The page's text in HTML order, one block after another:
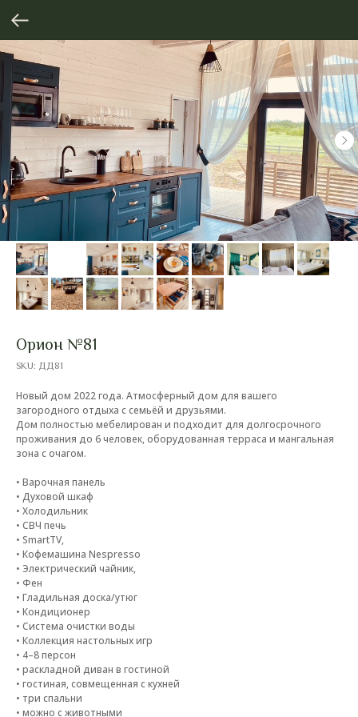
Орион №81
SKU: ДД81
Новый дом 2022 года. Атмосферный дом для вашего
загородного отдыха с семьёй и друзьями.
Дом полностью мебелирован и подходит для долгосрочного
проживания до 6 человек, оборудованная терраса и мангальная
зона с очагом.
• Варочная панель
• Духовой шкаф
• Холодильник
• СВЧ печь
• SmartTV,
• Кофемашина Nespresso
• Электрический чайник,
• Фен
• Гладильная доска/утюг
• Кондиционер
• Система очистки воды
• Коллекция настольных игр
• 4–8 персон
• раскладной диван в гостиной
• гостиная, совмещенная с кухней
• три спальни
• можно с животными